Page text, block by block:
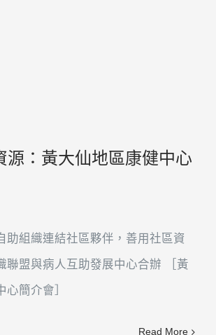
源：黃大仙地區康健中心
助組織連結社區夥伴，善用社區資
聯盟與病人互助發展中心合辦 ［黃
心簡介會］
Read More